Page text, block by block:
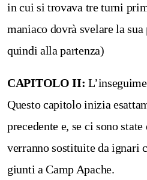
in cui si trovava tre turni
maniaco dovrà svelare la
quindi alla partenza)
CAPITOLO II:
Questo capitolo inizia
precedente e, se ci sono
verranno sostituite da ignari
giunti a Camp Apache.